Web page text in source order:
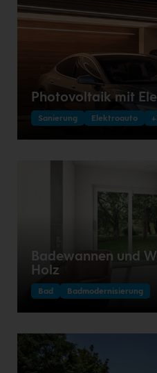
Photovoltaik mit
Sanierung Elektroauto
Badewannen und
Holz
Bad Badmodernisierung